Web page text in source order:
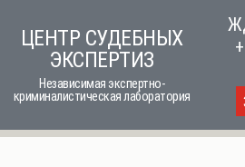
ЦЕНТР СУДЕБНЫХ
ЭКСПЕРТИЗ
Независимая экспертно-
криминалистическая лаборатория